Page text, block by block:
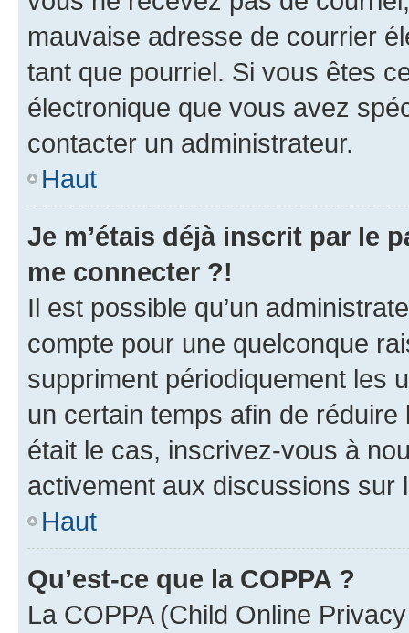
mauvaise adresse de courrier
tant que pourriel. Si vous êtes
électronique que vous avez
contacter un administrateur.
Haut
Je m’étais déjà inscrit par le
me connecter ?!
Il est possible qu’un
compte pour une quelconque
suppriment périodiquement les
un certain temps afin de
était le cas, inscrivez-vous à
activement aux discussions sur
Haut
Qu’est-ce que la COPPA ?
La COPPA (Child Online